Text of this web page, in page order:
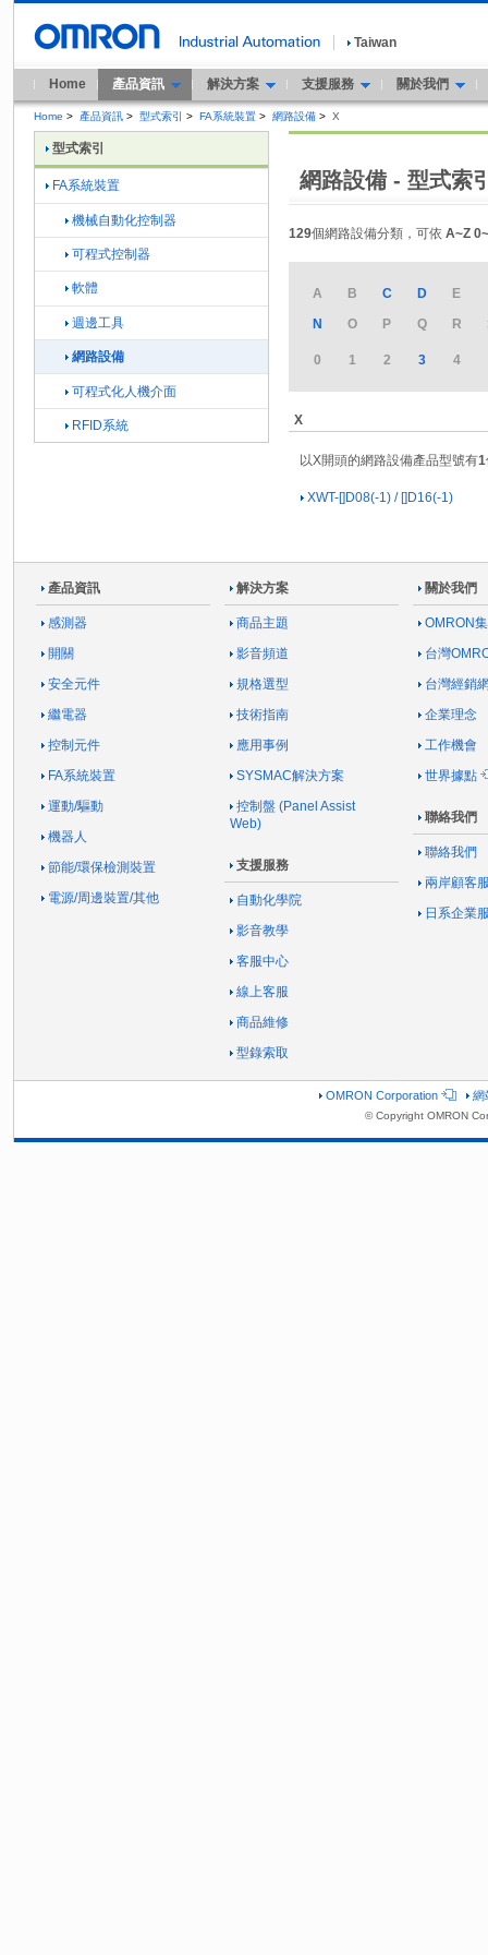
Taiwan
Home 產品資訊 解決方案 支援服務 關於我們
Home > 產品資訊 > 型式索引 > FA系統裝置 > 網路設備 > X
網路設備 - 型式索
129個網路設備分類，可依 A~Z
A B C D E
N
O P Q R
0 1 2 3 4
X
以X開頭的網路設備產品型號有1
XWT-[]D08(-1) / []D16(-1)
型式索引
FA系統裝置
機械自動化控制器
可程式控制器
軟體
週邊工具
網路設備
可程式化人機介面
RFID系統
產品資訊
感測器
開關
安全元件
繼電器
控制元件
FA系統裝置
運動/驅動
機器人
節能/環保檢測裝置
電源/周邊裝置/其他
解決方案
商品主題
影音頻道
規格選型
技術指南
應用事例
SYSMAC解決方案
控制盤 (Panel Assist
Web)
支援服務
自動化學院
影音教學
客服中心
線上客服
商品維修
型錄索取
關於我們
OMRON
台灣
台灣經銷
企業理念
工作機會
世界據點
聯絡我們
聯絡我們
兩岸顧客
日系企業
OMRON Corporation 網
© Copyright OMRON